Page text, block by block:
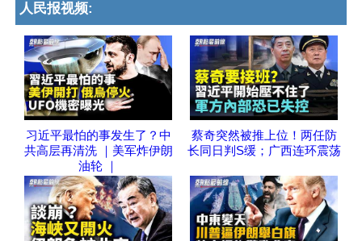
人民报视频:
习近平最怕的事发生了？中
共高层再清洗 ｜美军炸伊朗
油轮 ｜
蔡奇突然被推上位！两任防
长同日判S缓；广西连环震荡